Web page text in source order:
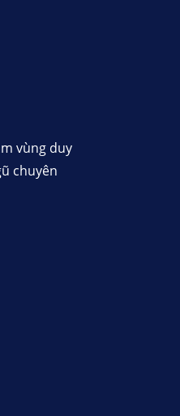
vùng duy
chuyên